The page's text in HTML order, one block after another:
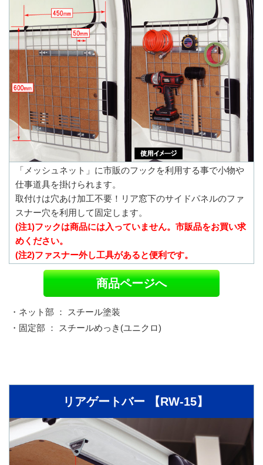
「メッシュネット」に市販のフックを利用する事で小物や
仕事道具を掛けられます。
取付けは穴あけ加工不要！リア窓下のサイドパネルのファ
スナー穴を利用して固定します。
(注1)フックは商品には入っていません。市販品をお買い求
めください。
(注2)ファスナー外し工具があると便利です。
商品ページへ
・ネット部 ： スチール塗装
・固定部 ： スチールめっき(ユニクロ)
リアゲートバー 【RW-15】